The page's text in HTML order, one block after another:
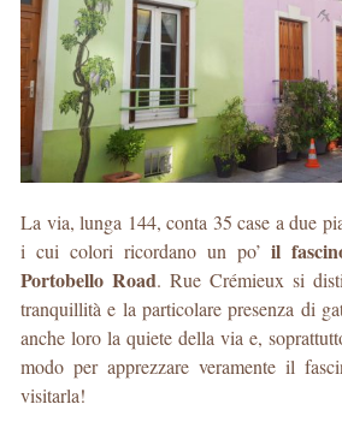
La via, lunga 144, conta 35 case a due
i cui colori ricordano un po’il
Portobello Road. Rue Crémieux si
tranquillità e la particolare presenza di
anche loro la quiete della via e,
modo per apprezzare veramente il
visitarla!